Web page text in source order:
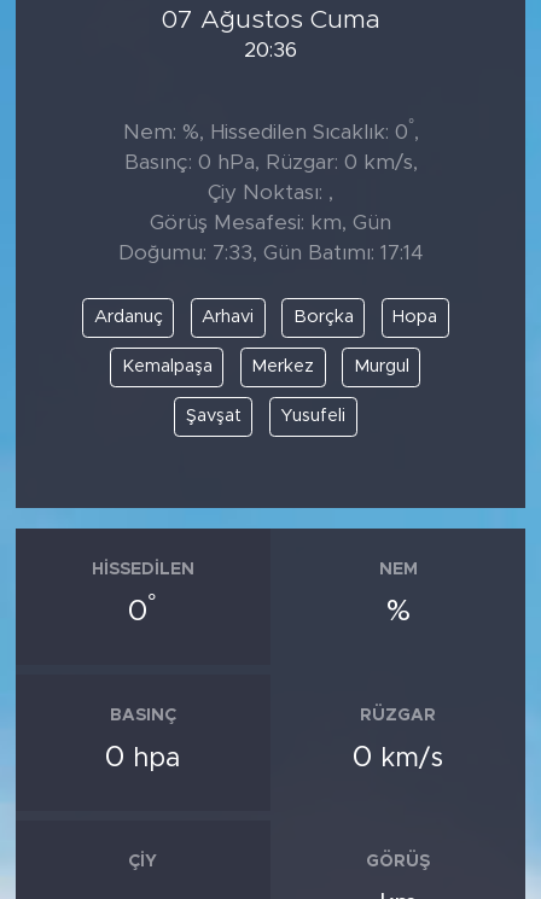
07 Ağustos Cuma
20:36
Nem: %, Hissedilen Sıcaklık: 0°,
Basınç: 0 hPa, Rüzgar: 0 km/s,
Çiy Noktası: ,
Görüş Mesafesi: km, Gün
Doğumu: 7:33, Gün Batımı: 17:14
Ardanuç Arhavi Borçka Hopa
Kemalpaşa Merkez Murgul
Şavşat Yusufeli
HISSEDILEN
0°
NEM
%
BASINÇ
0 hpa
RÜZGAR
0 km/s
ÇIY GÖRÜŞ